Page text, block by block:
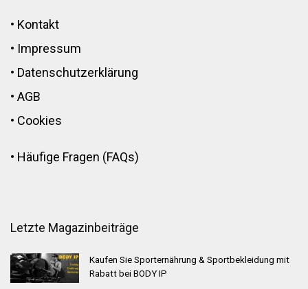
• Kontakt
• Impressum
• Datenschutzerklärung
• AGB
• Cookies
• Häufige Fragen (FAQs)
Letzte Magazinbeiträge
Kaufen Sie Sporternährung & Sportbekleidung mit
Rabatt bei BODY IP